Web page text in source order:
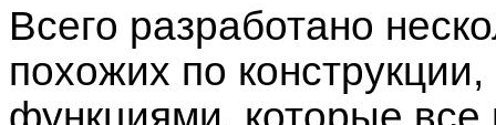
Всего разработано
похожих по